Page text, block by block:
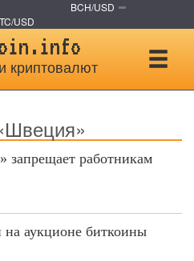
BCH/USD
USD
криптовалют
запрещает работникам
аукционе биткоины